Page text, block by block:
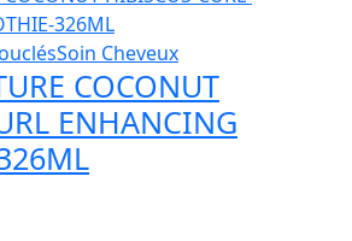
Soin Cheveux
COCONUT
ENHANCING